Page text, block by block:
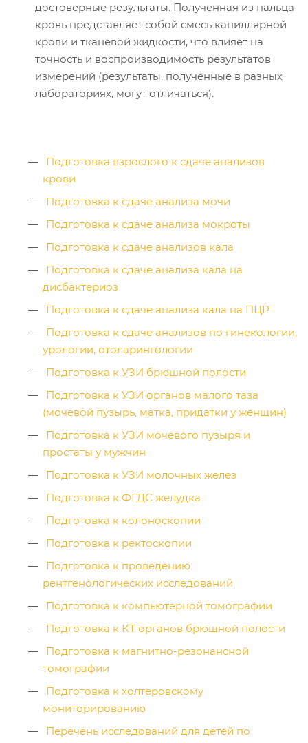
достоверные результаты. Полученная из пальца
кровь представляет собой смесь капиллярной
крови и тканевой жидкости, что влияет на
точность и воспроизводимость результатов
измерений (результаты, полученные в разных
лабораториях, могут отличаться).
Подготовка взрослого к сдаче анализов
крови
Подготовка к сдаче анализа мочи
Подготовка к сдаче анализа мокроты
Подготовка к сдаче анализов кала
Подготовка к сдаче анализа кала на
дисбактериоз
Подготовка к сдаче анализа кала на ПЦР
Подготовка к сдаче анализов по гинекологии,
урологии, отоларингологии
Подготовка к УЗИ брюшной полости
Подготовка к УЗИ органов малого таза
(мочевой пузырь, матка, придатки у женщин)
Подготовка к УЗИ мочевого пузыря и
простаты у мужчин
Подготовка к УЗИ молочных желез
Подготовка к ФГДС желудка
Подготовка к колоноскопии
Подготовка к ректоскопии
Подготовка к проведению
рентгенологических исследований
Подготовка к компьютерной томографии
Подготовка к КТ органов брюшной полости
Подготовка к магнитно-резонансной
томографии
Подготовка к холтеровскому
мониторированию
Перечень исследований для детей по